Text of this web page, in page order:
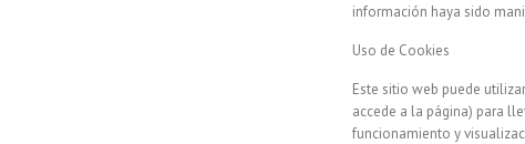
información haya sido
Uso de Cookies
Este sitio web puede
accede a la página) para
funcionamiento y